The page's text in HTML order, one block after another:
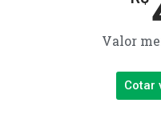
Valor
Cotar